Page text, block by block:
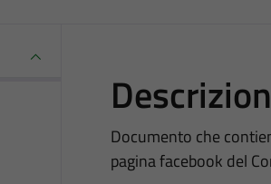
Documento che
pagina facebook del